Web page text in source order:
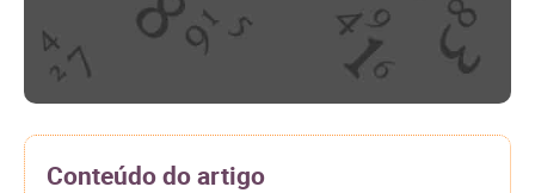
Conteúdo do artigo